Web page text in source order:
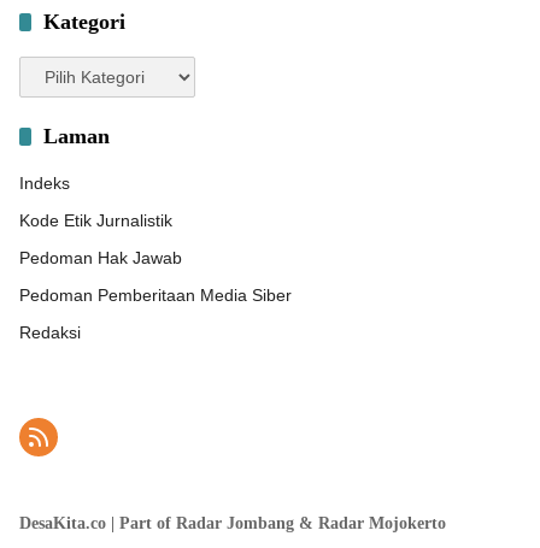
Kategori
Kategori
Laman
Indeks
Kode Etik Jurnalistik
Pedoman Hak Jawab
Pedoman Pemberitaan Media Siber
Redaksi
DesaKita.co | Part of Radar Jombang & Radar Mojokerto